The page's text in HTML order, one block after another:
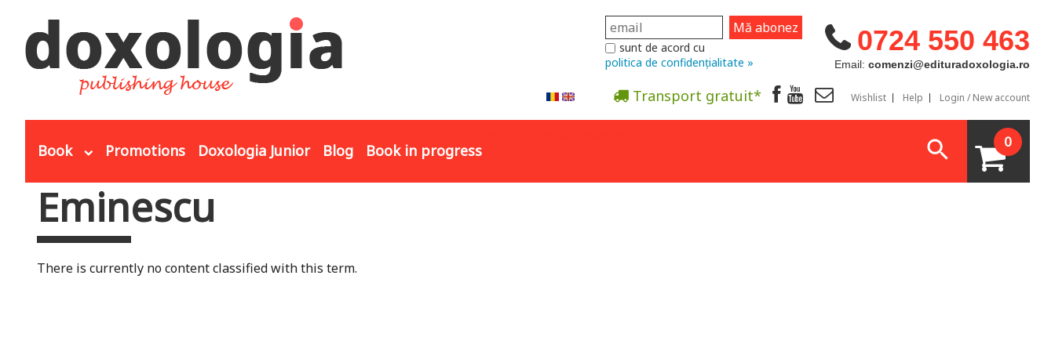
0724 550 463
Email: comenzi@edituradoxologia.ro
sunt de acord cu
politica de confidențialitate »
Transport gratuit* Wishlist Help Login / New account
Book Promotions Doxologia Junior Blog Book in progress 0
You are here
Eminescu
There is currently no content classified with this term.